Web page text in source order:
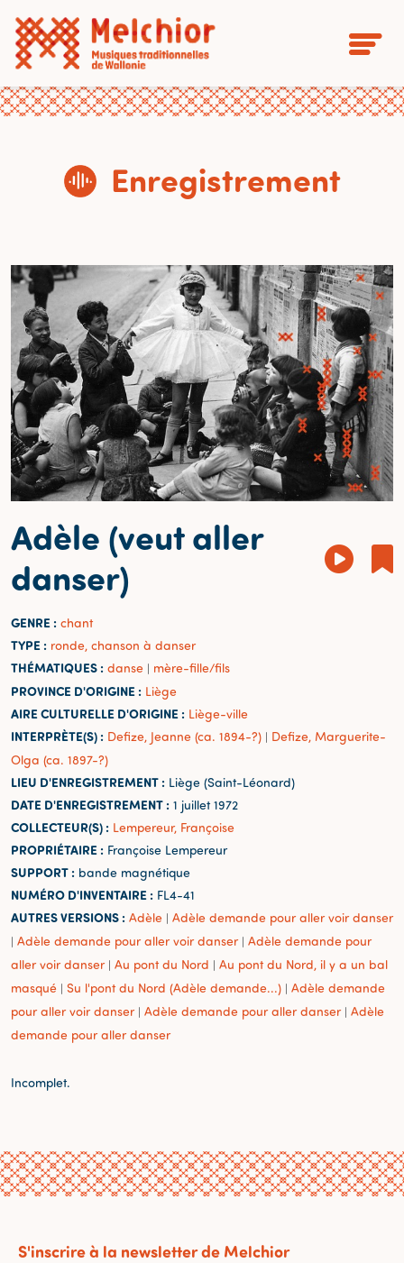
Enregistrement
Adèle (veut aller
danser)
GENRE : chant
TYPE : ronde, chanson à danser
THÉMATIQUES : danse | mère-fille/fils
PROVINCE D'ORIGINE : Liège
AIRE CULTURELLE D'ORIGINE : Liège-ville
INTERPRÈTE(S) : Defize, Jeanne (ca. 1894-?) | Defize, Marguerite-
Olga (ca. 1897-?)
LIEU D'ENREGISTREMENT : Liège (Saint-Léonard)
DATE D'ENREGISTREMENT : 1 juillet 1972
COLLECTEUR(S) : Lempereur, Françoise
PROPRIÉTAIRE : Françoise Lempereur
SUPPORT : bande magnétique
NUMÉRO D'INVENTAIRE : FL4-41
AUTRES VERSIONS : Adèle | Adèle demande pour aller voir danser
| Adèle demande pour aller voir danser | Adèle demande pour
aller voir danser | Au pont du Nord | Au pont du Nord, il y a un bal
masqué | Su l'pont du Nord (Adèle demande...) | Adèle demande
pour aller voir danser | Adèle demande pour aller danser | Adèle
demande pour aller danser
Incomplet.
S'inscrire à la newsletter de Melchior